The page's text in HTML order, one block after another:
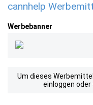
cannhelp
Werbebanner
Um dieses
einloggen oder